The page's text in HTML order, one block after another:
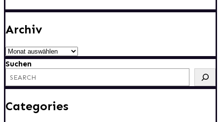
Archiv
Archiv
Suchen
Categories